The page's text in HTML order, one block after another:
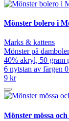
Mönster bolero i
Marks & kattens
Mönster på
40% akryl, 50 gram
6 nytstan av färgen
9 kr
Mönster mössa